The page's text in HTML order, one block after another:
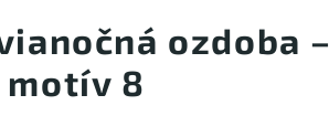
ozdoba –
motív 8